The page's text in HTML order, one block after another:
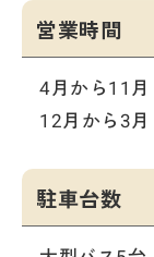
営業時間
4月から11
12月から3
駐車台数